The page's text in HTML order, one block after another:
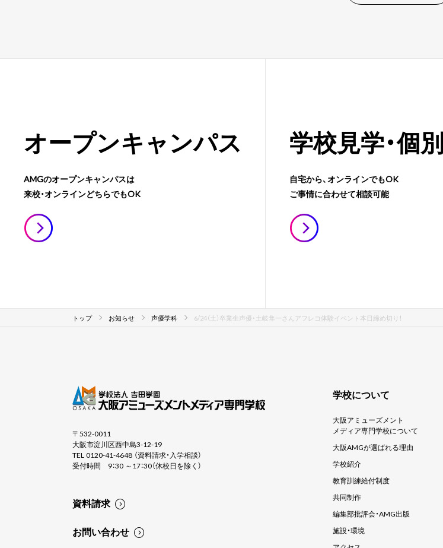
オープンキャンパス
AMGのオープンキャンパスは
来校・オンラインどちらでもOK
学校見学・個
自宅から、オンラインでもOK
ご事情に合わせて相談可能
トップ お知らせ 声優学科 6/24（土）卒業生声優・土岐隼一さんアフレコ体験イベント本日締め切り！
学校について
大阪アミューズメント
メディア専門学校について
大阪AMGが選ばれる理由
学校紹介
教育訓練給付制度
共同制作
編集部批評会・AMG出版
施設・環境
〒532-0011
大阪市淀川区西中島3-12-19
TEL 0120-41-4648 （資料請求・入学相談）
受付時間 9：30 ～17：30（休校日を除く）
資料請求
お問い合わせ